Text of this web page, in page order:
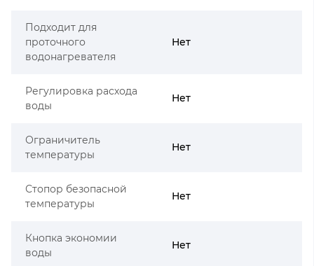
Подходит для
проточного
водонагревателя
Нет
Регулировка расхода
воды
Нет
Ограничитель
температуры
Нет
Стопор безопасной
температуры
Нет
Кнопка экономии
воды
Нет